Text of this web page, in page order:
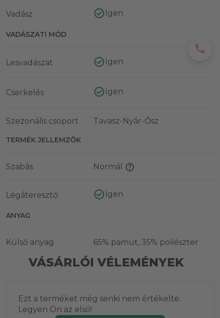
Vadász Igen
VADÁSZATI MÓD
Lesvadászat Igen
Cserkelés Igen
Szezonális csoport Tavasz-Nyár-Ősz
TERMÉK JELLEMZŐK
Szabás Normál
Légáteresztő Igen
ANYAG
Külső anyag 65% pamut, 35% poliészter
VÁSÁRLÓI VÉLEMÉNYEK
Ezt a terméket még senki nem értékelte.
Legyen Ön az első!
call